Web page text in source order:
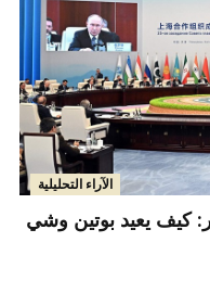
الآراء التحليلية
كيف يعيد بوتين وشي